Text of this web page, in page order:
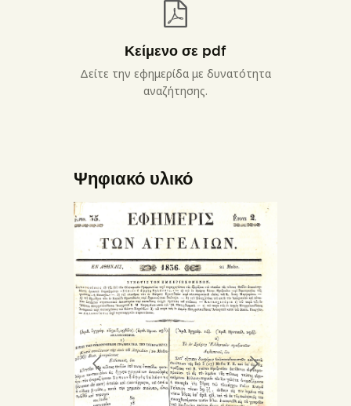
Κείμενο σε pdf
Δείτε την εφημερίδα με δυνατότητα
αναζήτησης.
Ψηφιακό υλικό